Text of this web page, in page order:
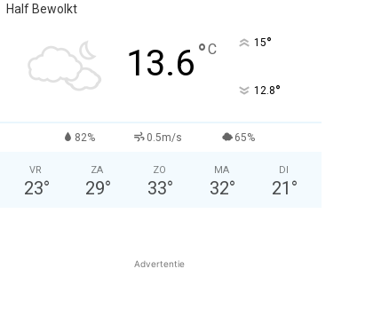
Half Bewolkt
13.6°C 15°
12.8°
82% 0.5m/s 65%
VR
23°
ZA
29°
ZO
33°
MA
32°
DI
21 °
Advertentie